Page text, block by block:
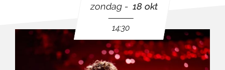
zondag 18 okt
14:30